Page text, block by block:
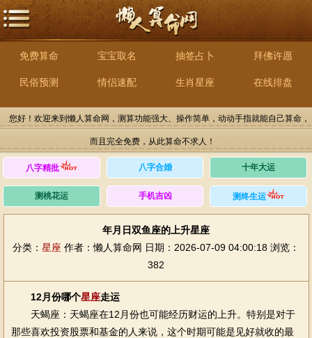
免费算命 宝宝取名 抽签占卜 拜佛许愿
民俗预测 情侣速配 生肖星座 在线排盘
您好！欢迎来到懒人算命网，测算功能强大、操作简单，动动手指就能自己算命，
而且完全免费，从此算命不求人！
八字精批 八字合婚 十年大运
测桃花运 手机吉凶 测终生运
年月日双鱼座的上升星座
分类： 星座 作者：懒人算命网 日期：2026-07-09 04:00:18 浏览：
382
12月份哪个星座走运
天蝎座：天蝎座在12月份也可能经历财运的上升。特别是对于
那些喜欢投资股票和基金的人来说，这个时期可能是见好就收的最